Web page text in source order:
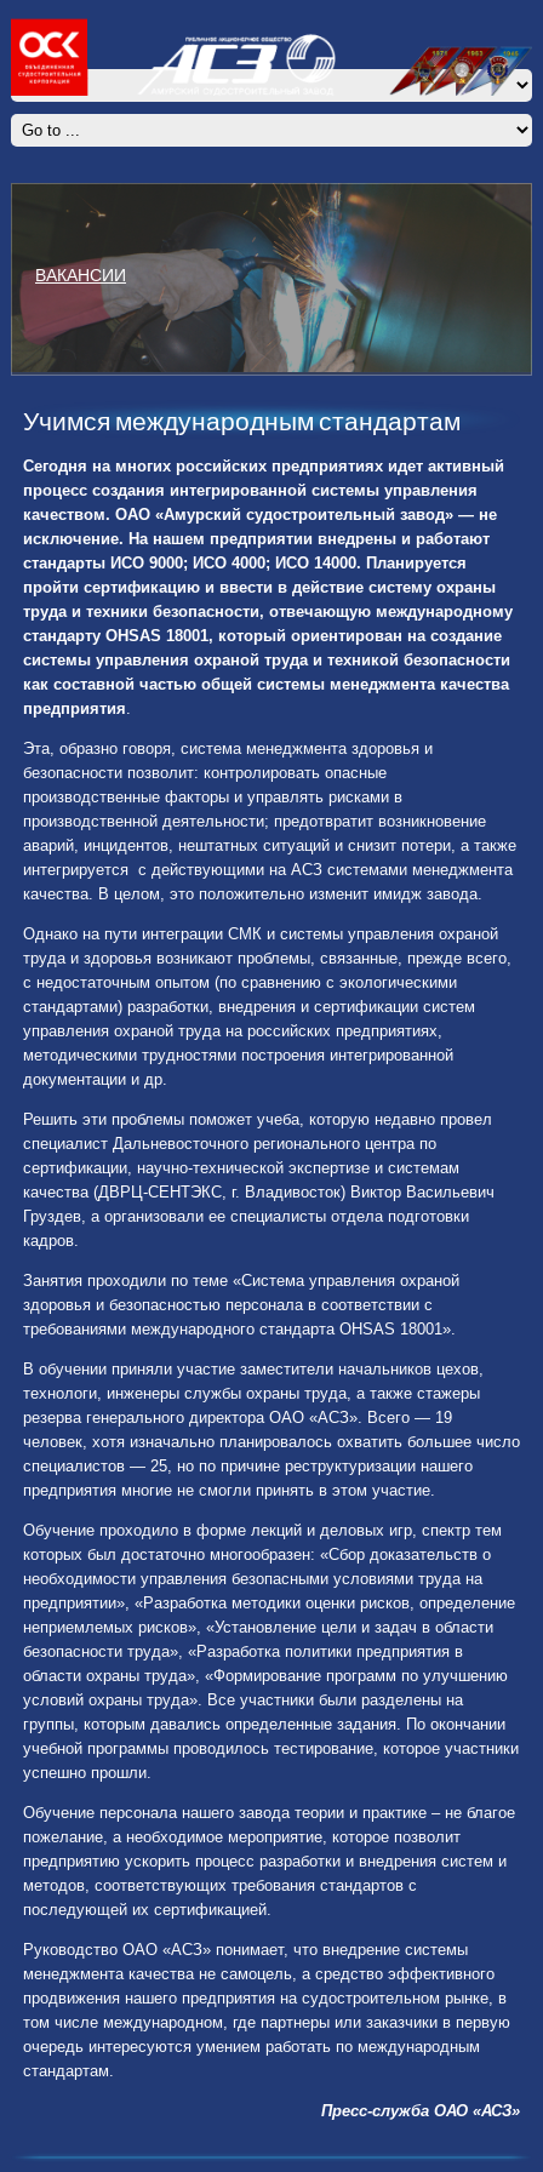
ВАКАНСИИ
Учимся международным стандартам
Сегодня на многих российских предприятиях идет активный
процесс создания интегрированной системы управления
качеством. ОАО «Амурский судостроительный завод» — не
исключение. На нашем предприятии внедрены и работают
стандарты ИСО 9000; ИСО 4000; ИСО 14000. Планируется
пройти сертификацию и ввести в действие систему охраны
труда и техники безопасности, отвечающую международному
стандарту OHSAS 18001, который ориентирован на создание
системы управления охраной труда и техникой безопасности
как составной частью общей системы менеджмента качества
предприятия.
Эта, образно говоря, система менеджмента здоровья и
безопасности позволит: контролировать опасные
производственные факторы и управлять рисками в
производственной деятельности; предотвратит возникновение
аварий, инцидентов, нештатных ситуаций и снизит потери, а также
интегрируется с действующими на АСЗ системами менеджмента
качества. В целом, это положительно изменит имидж завода.
Однако на пути интеграции СМК и системы управления охраной
труда и здоровья возникают проблемы, связанные, прежде всего,
с недостаточным опытом (по сравнению с экологическими
стандартами) разработки, внедрения и сертификации систем
управления охраной труда на российских предприятиях,
методическими трудностями построения интегрированной
документации и др.
Решить эти проблемы поможет учеба, которую недавно провел
специалист Дальневосточного регионального центра по
сертификации, научно-технической экспертизе и системам
качества (ДВРЦ-СЕНТЭКС, г. Владивосток) Виктор Васильевич
Груздев, а организовали ее специалисты отдела подготовки
кадров.
Занятия проходили по теме «Система управления охраной
здоровья и безопасностью персонала в соответствии с
требованиями международного стандарта OНSAS 18001».
В обучении приняли участие заместители начальников цехов,
технологи, инженеры службы охраны труда, а также стажеры
резерва генерального директора ОАО «АСЗ». Всего — 19
человек, хотя изначально планировалось охватить большее число
специалистов — 25, но по причине реструктуризации нашего
предприятия многие не смогли принять в этом участие.
Обучение проходило в форме лекций и деловых игр, спектр тем
которых был достаточно многообразен: «Сбор доказательств о
необходимости управления безопасными условиями труда на
предприятии», «Разработка методики оценки рисков, определение
неприемлемых рисков», «Установление цели и задач в области
безопасности труда», «Разработка политики предприятия в
области охраны труда», «Формирование программ по улучшению
условий охраны труда». Все участники были разделены на
группы, которым давались определенные задания. По окончании
учебной программы проводилось тестирование, которое участники
успешно прошли.
Обучение персонала нашего завода теории и практике – не благое
пожелание, а необходимое мероприятие, которое позволит
предприятию ускорить процесс разработки и внедрения систем и
методов, соответствующих требования стандартов с
последующей их сертификацией.
Руководство ОАО «АСЗ» понимает, что внедрение системы
менеджмента качества не самоцель, а средство эффективного
продвижения нашего предприятия на судостроительном рынке, в
том числе международном, где партнеры или заказчики в первую
очередь интересуются умением работать по международным
стандартам.
Пресс-служба ОАО «АСЗ»